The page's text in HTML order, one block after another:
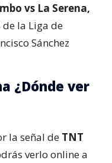
vs La Serena,
la Liga de
Sánchez
¿Dónde ver
la señal de TNT
verlo online a